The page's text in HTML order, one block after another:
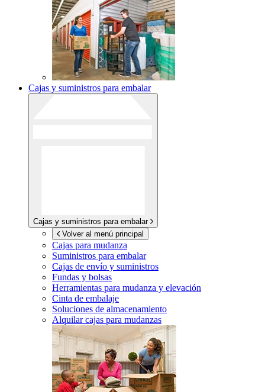
Cajas y suministros para embalar
Cajas y suministros para embalar
Volver al menú principal
Cajas para mudanza
Suministros para embalar
Cajas de envío y suministros
Fundas y bolsas
Herramientas para mudanza y elevación
Cinta de embalaje
Soluciones de almacenamiento
Alquilar cajas para mudanzas